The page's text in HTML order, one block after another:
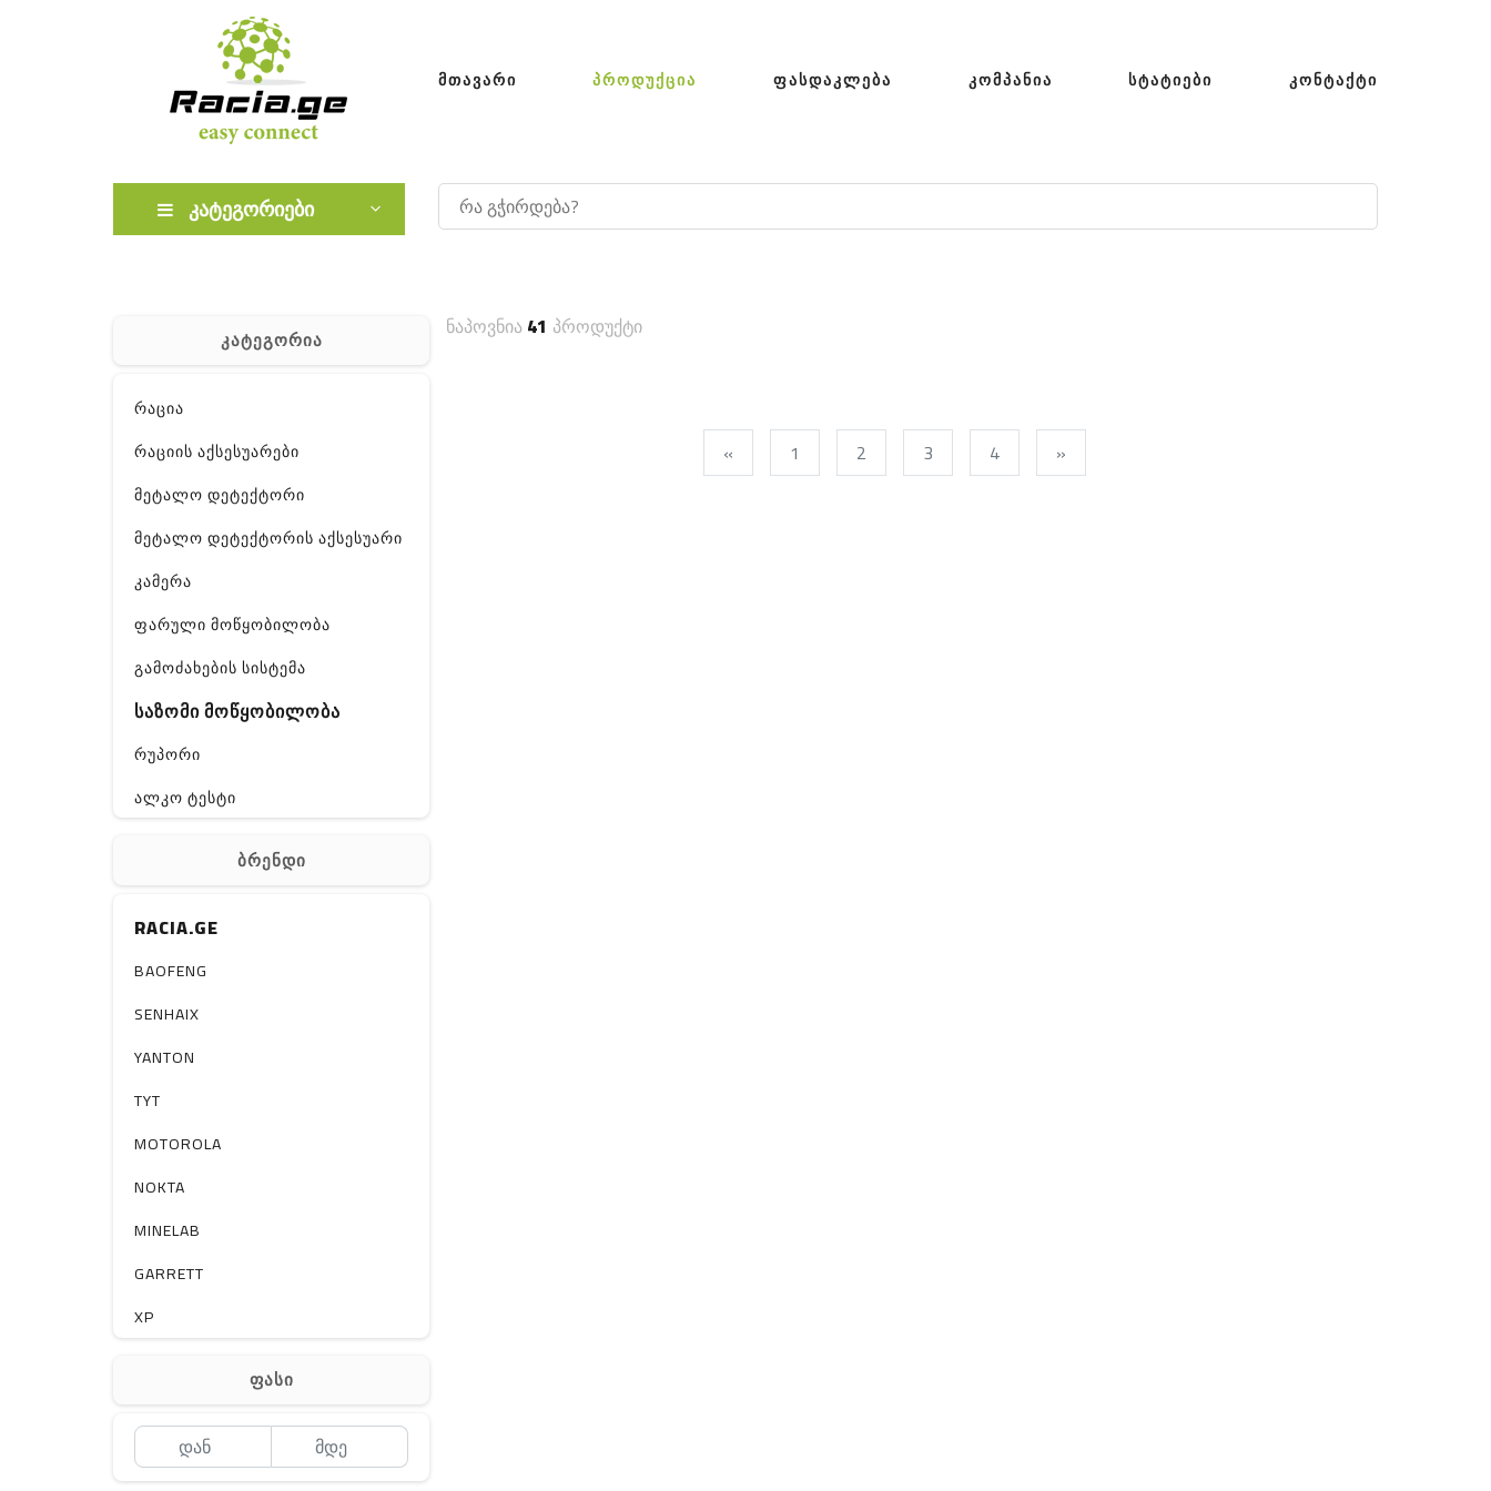
ᲛᲗᲐᲕᲐᲠᲘ ᲞᲠᲝᲓᲣᲥᲪᲘᲐ ᲤᲐᲡᲓᲐᲙᲚᲔᲑᲐ ᲙᲝᲛᲞᲐᲜᲘᲐ ᲡᲢᲐᲢᲘᲔᲑᲘ ᲙᲝᲜᲢᲐᲥᲢᲘ
კატეგორიები
კატეგორია
რაცია
რაციის აქსესუარები
მეტალო დეტექტორი
მეტალო დეტექტორის აქსესუარი
კამერა
ფარული მოწყობილობა
გამოძახების სისტემა
საზომი მოწყობილობა
რუპორი
ალკო ტესტი
ელ. მოწყობილობები
მაგნიტი
სხვა
ბრენდი
RACIA.GE
BAOFENG
SENHAIX
YANTON
TYT
MOTOROLA
NOKTA
MINELAB
GARRETT
XP
ფასი
ნაპოვნია41 პროდუქტი
« 1 2 3 4 »